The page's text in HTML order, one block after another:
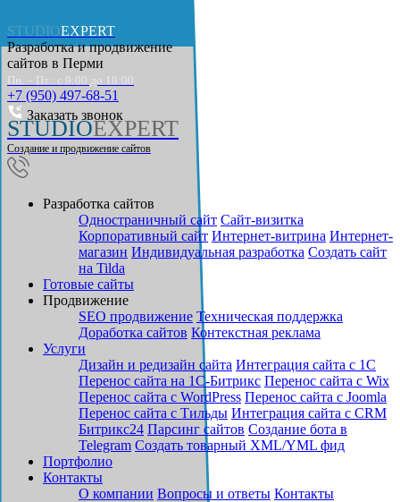
STUDIOEXPERT
Разработка и продвижение
сайтов в Перми
Пн. – Пт.: с 9:00 до 18:00
+7 (950) 497-68-51
Заказать звонок
STUDIOEXPERT
Создание и продвижение сайтов
Разработка сайтов
Одностраничный сайт Cайт-визитка
Корпоративный сайт Интернет-витрина Интернет-
магазин Индивидуальная разработка Создать сайт
на Tilda
Готовые сайты
Продвижение
SEO продвижение Техническая поддержка
Доработка сайтов Контекстная реклама
Услуги
Дизайн и редизайн сайта Интеграция сайта с 1С
Перенос сайта на 1С-Битрикс Перенос сайта с Wix
Перенос сайта с WordPress Перенос сайта с Joomla
Перенос сайта с Тильды Интеграция сайта с CRM
Битрикс24 Парсинг сайтов Создание бота в
Telegram Создать товарный XML/YML фид
Портфолио
Контакты
О компании Вопросы и ответы Контакты